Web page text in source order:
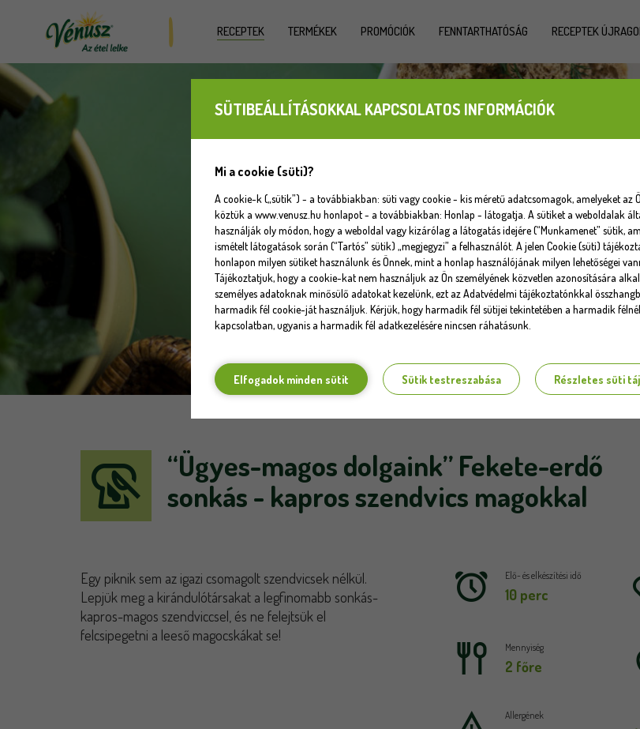
SÜTIBEÁLLÍTÁSOKKAL KAPCSOLATOS INFORMÁCIÓK
Mi a cookie (süti)?
A cookie-k („sütik”) - a továbbiakban: süti vagy cookie - kis méretű adatcsomagok, amelyeket az
köztük a www.venusz.hu honlapot - a továbbiakban: Honlap - látogatja. A sütiket a weboldalak
használják oly módon, hogy a weboldal vagy kizárólag a látogatás idejére (“Munkamenet” sütik,
ismételt látogatások során (“Tartós” sütik) „megjegyzi” a felhasználót. A jelen Cookie (süti)
honlapon milyen sütiket használunk és Önnek, mint a honlap használójának milyen lehetőségei
Tájékoztatjuk, hogy a cookie-kat nem használjuk az Ön személyének közvetlen azonosítására
személyes adatoknak minősülő adatokat kezelünk, ezt az Adatvédelmi tájékoztatónkkal
harmadik fél cookie-ját használjuk. Kérjük, hogy harmadik fél sütijei tekintetében a harmadik
kapcsolatban, ugyanis a harmadik fél adatkezelésére nincsen ráhatásunk.
Elfogadok minden sütit Sütik testreszabása Részletes süti
RECEPTEK TERMÉKEK PROMÓCIÓK FENNTARTHATÓSÁG RECEPTEK
“Ügyes-magos dolgaink” Fekete-erdő
sonkás - kapros szendvics magokkal
Egy piknik sem az igazi csomagolt szendvicsek nélkül.
Lepjük meg a kirándulótársakat a legfinomabb sonkás-
kapros-magos szendviccsel, és ne felejtsük el
felcsipegetni a leeső magocskákat se!
Elő- és elkészítési idő
10 perc
Mennyiség
2 főre
Allergének